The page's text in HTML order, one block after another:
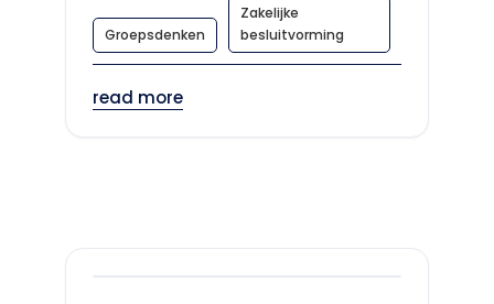
Groepsdenken
Zakelijke
besluitvorming
read more